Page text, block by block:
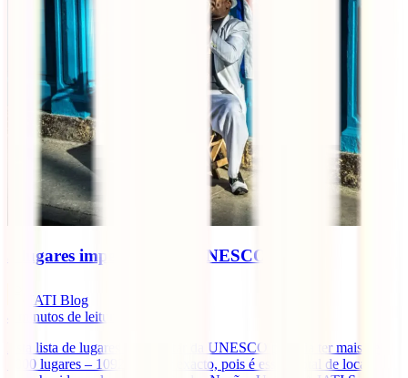
5 lugares imperdíveis da UNESCO
IATI Blog
minutos de leitura
Esta lista de lugares para visitar da UNESCO poderia ter mais de
1000 lugares – 1092 para ser exacto, pois é esse o total de locais